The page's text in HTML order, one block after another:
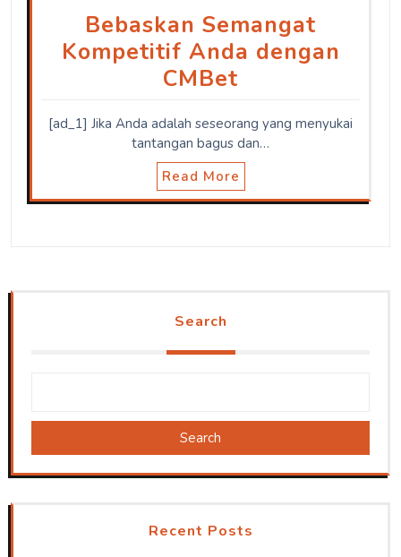
Bebaskan Semangat
Kompetitif Anda dengan
CMBet
[ad_1] Jika Anda adalah seseorang yang menyukai
tantangan bagus dan…
Read More
Search
Search
Recent Posts